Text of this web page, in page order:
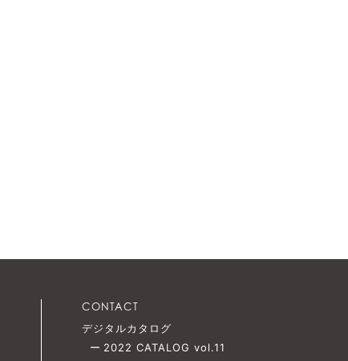
CONTACT
デジタルカタログ
2022 CATALOG vol.11